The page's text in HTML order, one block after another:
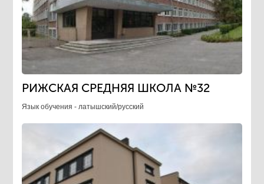
РИЖСКАЯ СРЕДНЯЯ ШКОЛА №32
Язык обучения - латышский/русский